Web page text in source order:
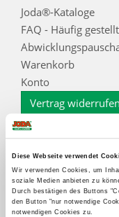
Diese Webseite verwendet
Wir verwenden Cookies, um
soziale Medien anbieten zu
Durch bestätigen des Buttons
den Button "nur notwendige
notwendigen Cookies zu.
Joda®-Kataloge
FAQ - Häufig
Warenkorb
Konto
Vertrag widerrufen
Informationen
Zahlungsarten
Impressum
AGB
Datenschutz